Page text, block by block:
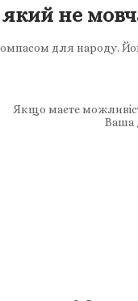
не
для народу.
Якщо маєте
Ваша